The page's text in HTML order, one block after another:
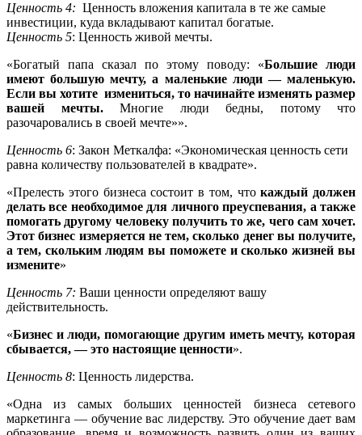
Ценность 4: Ценность вложения капитала в те же самые
инвестиции, куда вкладывают капитал богатые.
Ценность 5: Ценность живой мечты.
«Богатый папа сказал по этому поводу: «Большие люди
имеют большую мечту, а маленькие люди — маленькую.
Если вы хотите измениться, то начинайте изменять размер
вашей мечты.Многие люди бедны, потому что
разочаровались в своей мечте»».
Ценность 6: Закон Меткалфа: «Экономическая ценность сети
равна количеству пользо­вателей в квадрате».
«Прелесть этого бизнеса состоит в том, чтокаждый должен
делать все необходимое для личного преуспевания, а также
помогать другому человеку получить то же, чего сам хочет.
Этот бизнес измеряется не тем, сколько денег вы получите,
а тем, скольким людям вы поможете и сколько жизней вы
измените»
Ценность 7: Ваши ценности определяют вашу
действительность.
«Бизнес и люди, помогающие другим иметь мечту, которая
сбывается, — это настоящие ценности».
Ценность 8: Ценность лидерства.
«Одна из самых больших ценностей бизнеса сетевого
маркетинга — обучение вас лидерству. Это обучение дает вам